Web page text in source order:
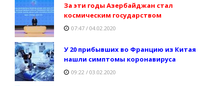
За эти годы Азербайджан стал
космическим государством
07:47 / 04.02.2020
У 20 прибывших во Францию из Китая
нашли симптомы коронавируса
09:22 / 03.02.2020